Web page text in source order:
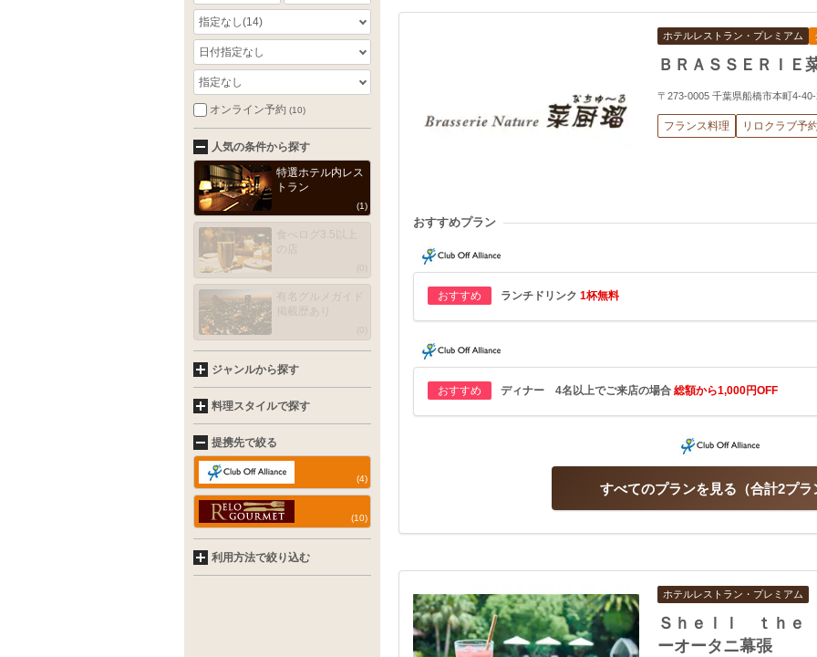
ホテルレストラン・プレミアム
ＢＲＡＳＳＥＲＩＥ
〒273-0005 千葉県船橋市本町4-
フランス料理 リロクラブ予
おすすめプラン
おすすめ ランチドリンク 1杯無料
おすすめ ディナー 4名以上でご来店の場合 総額から1,000円OFF
合計2プラ
すべてのプランを見る
ホテルレストラン・プレミアム
Ｓｈｅｌｌ ｔｈｅ
ーオータニ幕張
指定なし(14)
日付指定なし
指定なし
オンライン予約 (10)
人気の条件から探す
特選ホテル内レス
トラン
(1)
食べログ3.5以上
の店
有名グルメガイド
掲載歴あり
ジャンルから探す
料理スタイルで探す
提携先で絞る
(4)
(10)
利用方法で絞り込む